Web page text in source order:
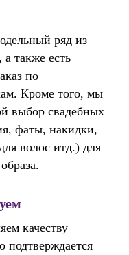
ряд из
а также есть
по
Кроме того, мы
выбор свадебных
фаты, накидки,
волос итд.) для
качеству
подтверждается